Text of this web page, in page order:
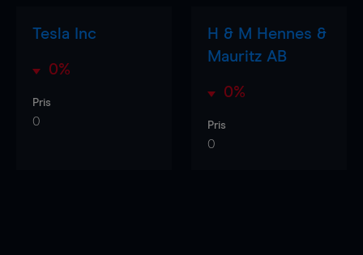
Tesla Inc
0%
Pris
0
H & M Hennes &
Mauritz AB
0%
Pris
0